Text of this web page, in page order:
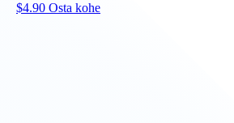
$4.90 Osta kohe